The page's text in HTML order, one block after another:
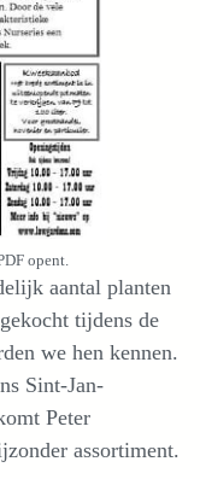
opent.
aantal planten
tijdens de
we hen kennen.
Sint-Jan-
Peter
assortiment.